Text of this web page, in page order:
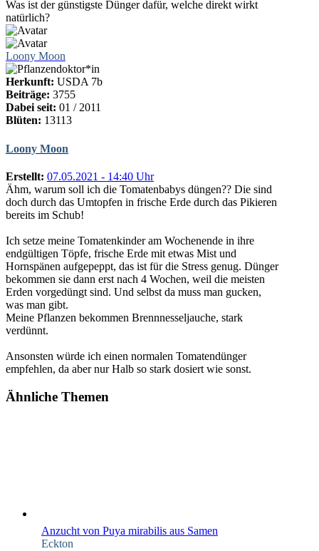
Was ist der günstigste Dünger dafür, welche direkt wirkt
natürlich?
Loony Moon
Herkunft: USDA 7b
Beiträge: 3755
Dabei seit: 01 / 2011
Blüten: 13113
Loony Moon
Erstellt: 07.05.2021 - 14:40 Uhr
Ähm, warum soll ich die Tomatenbabys düngen?? Die sind
doch durch das Umtopfen in frische Erde durch das Pikieren
bereits im Schub!
Ich setze meine Tomatenkinder am Wochenende in ihre
endgültigen Töpfe, frische Erde mit etwas Mist und
Hornspänen aufgepeppt, das ist für die Stress genug. Dünger
bekommen sie dann erst nach 4 Wochen, weil die meisten
Erden vorgedüngt sind. Und selbst da muss man gucken,
was man gibt.
Meine Pflanzen bekommen Brennnesseljauche, stark
verdünnt.
Ansonsten würde ich einen normalen Tomatendünger
empfehlen, da aber nur Halb so stark dosiert wie sonst.
Ähnliche Themen
Anzucht von Puya mirabilis aus Samen
Eckton